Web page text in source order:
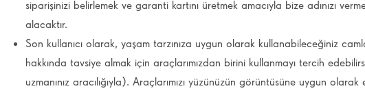
siparişinizi belirlemek ve garanti kartını üretmek amacıyla bize adınızı
alacaktır.
Son kullanıcı olarak, yaşam tarzınıza uygun olarak kullanabileceğiniz
hakkında tavsiye almak için araçlarımızdan birini kullanmayı tercih
uzmanınız aracılığıyla). Araçlarımızı yüzünüzün görüntüsüne uygun